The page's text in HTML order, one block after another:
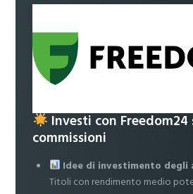
Investi con Freedom24
commissioni
Idee di investimento degli
Titoli con rendimento medio